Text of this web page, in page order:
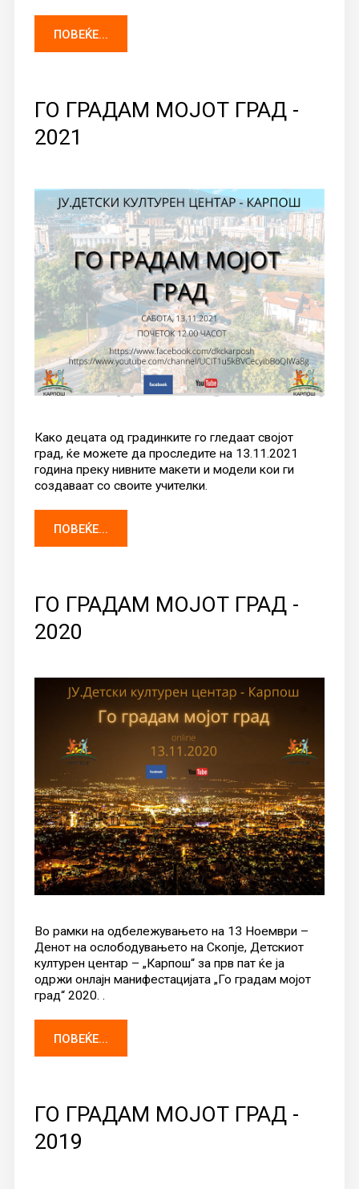
ПОВЕЌЕ...
ГО ГРАДАМ МОЈОТ ГРАД -
2021
Како децата од градинките го гледаат својот
град, ќе можете да проследите на 13.11.2021
година преку нивните макети и модели кои ги
создаваат со своите учителки.
ПОВЕЌЕ...
ГО ГРАДАМ МОЈОТ ГРАД -
2020
Во рамки на одбележувањето на 13 Ноември –
Денот на ослободувањето на Скопје, Детскиот
културен центар – „Карпош“ за прв пат ќе ја
одржи онлајн манифестацијата „Го градам мојот
град“ 2020. .
ПОВЕЌЕ...
ГО ГРАДАМ МОЈОТ ГРАД -
2019